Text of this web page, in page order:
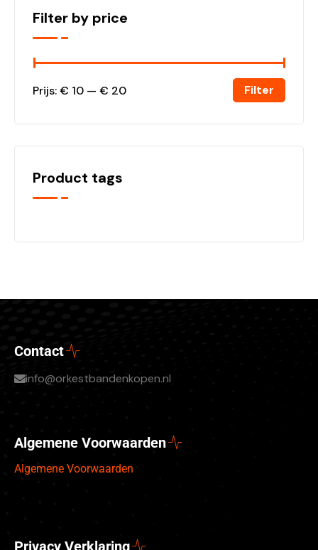
Filter by price
Filter
Prijs:€ 10 — € 20
Product tags
Contact
info@orkestbandenkopen.nl
Algemene Voorwaarden
Algemene Voorwaarden
Privacy Verklaring